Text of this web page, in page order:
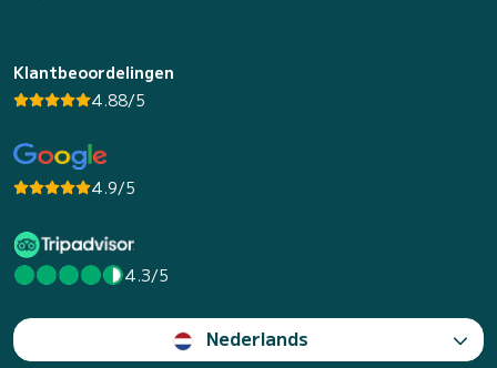
Klantbeoordelingen
4.88/5
4.9/5
4.3/5
Nederlands